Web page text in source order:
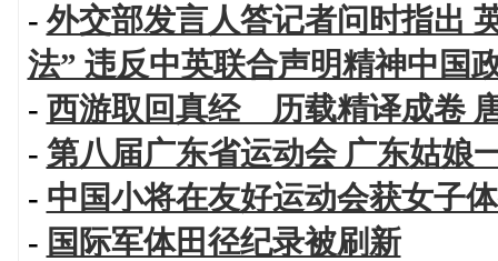
- 外交部发言人答记者问时指出
法” 违反中英联合声明精神中国
- 西游取回真经 历载精译成卷
- 第八届广东省运动会 广东姑娘
- 中国小将在友好运动会获女子
- 国际军体田径纪录被刷新